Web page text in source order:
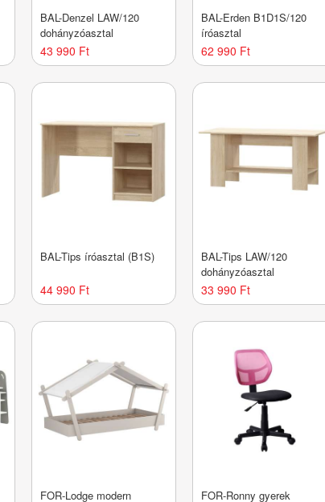
BAL-Denzel LAW/120
dohányzóasztal
43 990 Ft
BAL-Erden B1D1S/120
íróasztal
62 990 Ft
BAL-Tips íróasztal (B1S)
44 990 Ft
BAL-Tips LAW/120
dohányzóasztal
33 990 Ft
FOR-Lodge modern
FOR-Ronny gyerek